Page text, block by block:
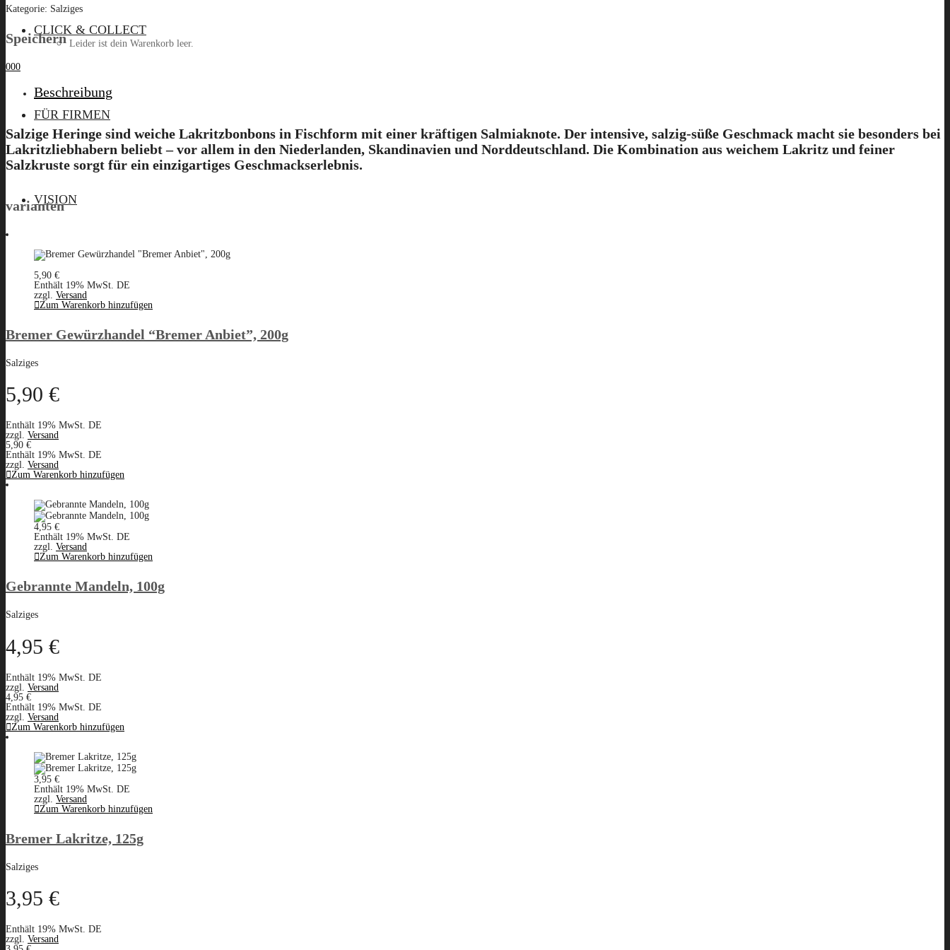
CLICK & COLLECT
FÜR FIRMEN
VISION
Leider ist dein Warenkorb leer.
Kategorie: Salziges
Speichern
000
Beschreibung
Salzige Heringe sind weiche Lakritzbonbons in Fischform mit einer kräftigen Salmiaknote. Der intensive, salzig-süße Geschmack macht sie besonders bei
Lakritzliebhabern beliebt – vor allem in den Niederlanden, Skandinavien und Norddeutschland. Die Kombination aus weichem Lakritz und feiner
Salzkruste sorgt für ein einzigartiges Geschmackserlebnis.
varianten
5,90 €
Enthält 19% MwSt. DE
zzgl. Versand
Zum Warenkorb hinzufügen
Bremer Gewürzhandel “Bremer Anbiet”, 200g
Salziges
5,90 €
Enthält 19% MwSt. DE
zzgl. Versand
5,90 €
Enthält 19% MwSt. DE
zzgl. Versand
Zum Warenkorb hinzufügen
4,95 €
Enthält 19% MwSt. DE
zzgl. Versand
Zum Warenkorb hinzufügen
Gebrannte Mandeln, 100g
Salziges
4,95 €
Enthält 19% MwSt. DE
zzgl. Versand
4,95 €
Enthält 19% MwSt. DE
zzgl. Versand
Zum Warenkorb hinzufügen
3,95 €
Enthält 19% MwSt. DE
zzgl. Versand
Zum Warenkorb hinzufügen
Bremer Lakritze, 125g
Salziges
3,95 €
Enthält 19% MwSt. DE
zzgl. Versand